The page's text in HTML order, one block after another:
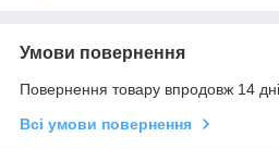
Умови повернення
Повернення товару впродовж 14
Всі умови повернення